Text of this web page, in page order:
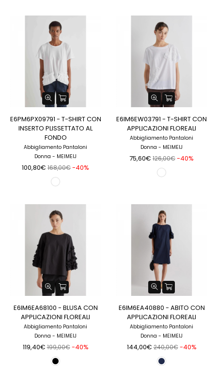
E6PM6PX09791 - T-SHIRT CON
INSERTO PLISSETTATO AL
FONDO
Abbigliamento Pantaloni
Donna - MEIMEIJ
100,80€ 168,00€-40%
E6IM6EW03791 - T-SHIRT CON
APPLICAZIONI FLOREALI
Abbigliamento Pantaloni
Donna - MEIMEIJ
75,60€ 126,00€-40%
E6IM6EA68100 - BLUSA CON
APPLICAZIONI FLOREALI
Abbigliamento Pantaloni
Donna - MEIMEIJ
119,40€ 199,00€ -40%
E6IM6EA40880 - ABITO CON
APPLICAZIONI FLOREALI
Abbigliamento Pantaloni
Donna - MEIMEIJ
144,00€ 240,00€ -40%